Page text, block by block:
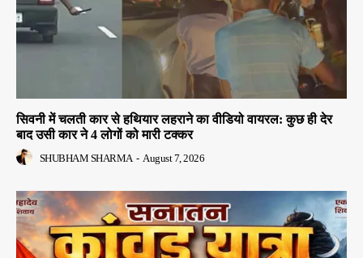
सिवनी में चलती कार से हथियार लहराने का वीडियो वायरल: कुछ ही देर
बाद उसी कार ने 4 लोगों को मारी टक्कर
SHUBHAM SHARMA - August 7, 2026